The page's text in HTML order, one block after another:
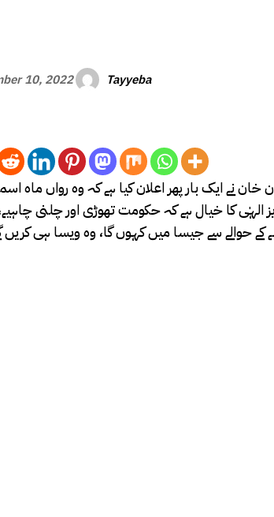
10, 2022 Tayyeba
نے ایک بار پھر اعلان کیا ہے کہ وہ رواں ماہ
کا خیال ہے کہ حکومت تھوڑی اور چلنی
حوالے سے جیسا میں کہوں گا، وہ ویسا ہی کریں